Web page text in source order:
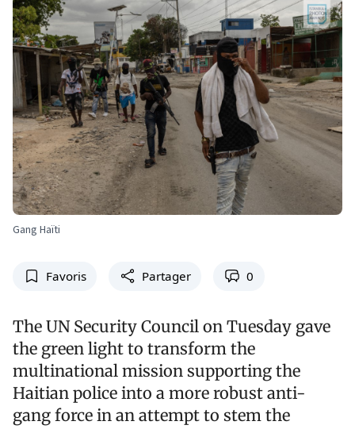
Gang Haïti
Favoris Partager 0
The UN Security Council on Tuesday gave
the green light to transform the
multinational mission supporting the
Haitian police into a more robust anti-
gang force in an attempt to stem the